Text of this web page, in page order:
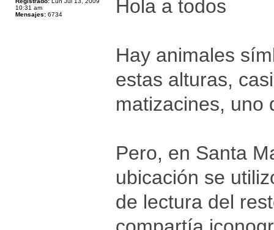
10:31 am
Mensajes: 6734 Hola a todos
Hay animales
estas alturas,
matizacines, uno
Pero, en Santa
ubicación se
de lectura del